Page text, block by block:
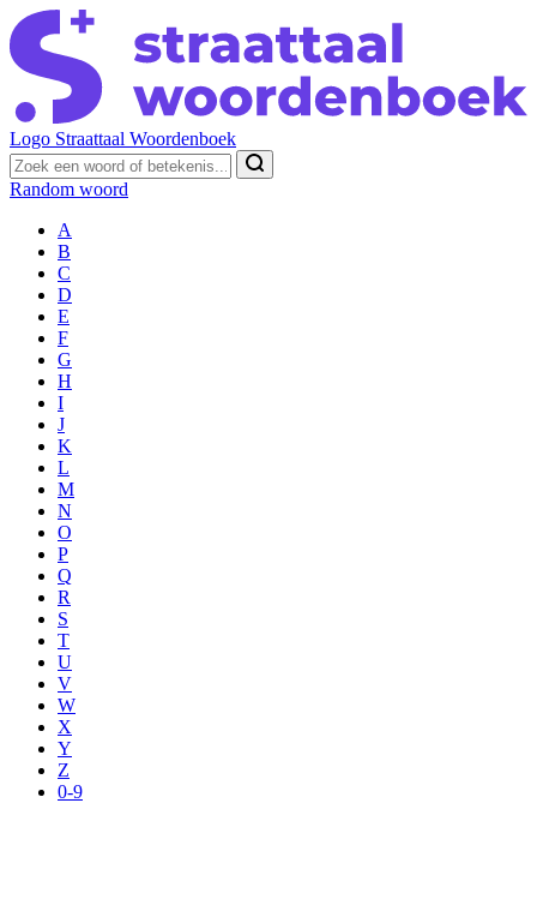
Logo Straattaal Woordenboek
Random woord
A
B
C
D
E
F
G
H
I
J
K
L
M
N
O
P
Q
R
S
T
U
V
W
X
Y
Z
0-9